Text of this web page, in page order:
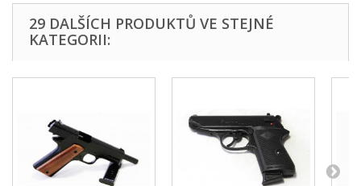
29 DALŠÍCH PRODUKTŮ VE STEJNÉ
KATEGORII: